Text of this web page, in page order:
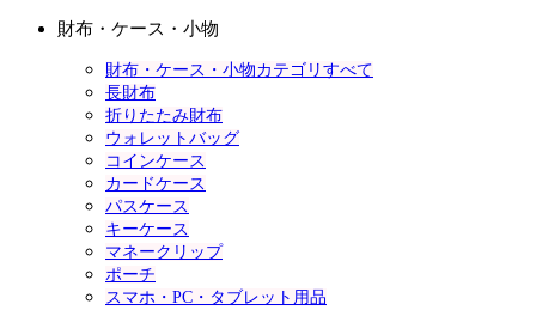
財布・ケース・小物
財布・ケース・小物カテゴリすべて
長財布
折りたたみ財布
ウォレットバッグ
コインケース
カードケース
パスケース
キーケース
マネークリップ
ポーチ
スマホ・PC・タブレット用品